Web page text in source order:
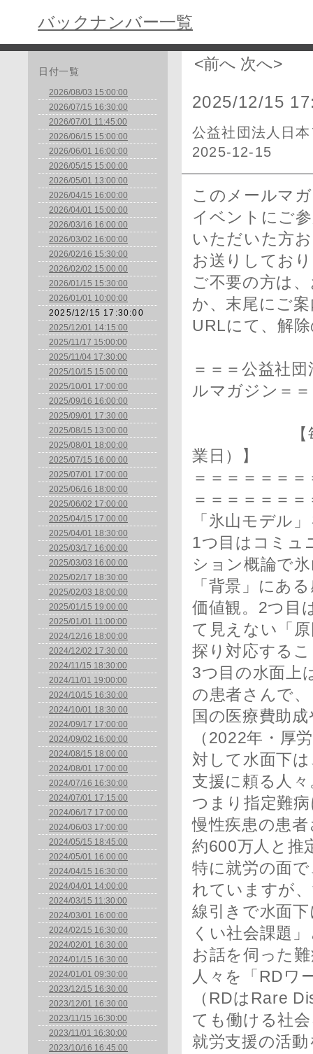
バックナンバー一覧
日付一覧
2026/08/03 15:00:00
2026/07/15 16:30:00
2026/07/01 11:45:00
2026/06/15 15:00:00
2026/06/01 16:00:00
2026/05/15 15:00:00
2026/05/01 13:00:00
2026/04/15 16:00:00
2026/04/01 15:00:00
2026/03/16 16:00:00
2026/03/02 16:00:00
2026/02/16 15:30:00
2026/02/02 15:00:00
2026/01/15 15:30:00
2026/01/01 10:00:00
2025/12/15 17:30:00
2025/12/01 14:15:00
2025/11/17 15:00:00
2025/11/04 17:30:00
2025/10/15 15:00:00
2025/10/01 17:00:00
2025/09/16 16:00:00
2025/09/01 17:30:00
2025/08/15 13:00:00
2025/08/01 18:00:00
2025/07/15 16:00:00
2025/07/01 17:00:00
2025/06/16 18:00:00
2025/06/02 17:00:00
2025/04/15 17:00:00
2025/04/01 18:30:00
2025/03/17 16:00:00
2025/03/03 16:00:00
2025/02/17 18:30:00
2025/02/03 18:00:00
2025/01/15 19:00:00
2025/01/01 11:00:00
2024/12/16 18:00:00
2024/12/02 17:30:00
2024/11/15 18:30:00
2024/11/01 19:00:00
2024/10/15 16:30:00
2024/10/01 18:30:00
2024/09/17 17:00:00
2024/09/02 16:00:00
2024/08/15 18:00:00
2024/08/01 17:00:00
2024/07/16 16:30:00
2024/07/01 17:15:00
2024/06/17 17:00:00
2024/06/03 17:00:00
2024/05/15 18:45:00
2024/05/01 16:00:00
2024/04/15 16:30:00
2024/04/01 14:00:00
2024/03/15 11:30:00
2024/03/01 16:00:00
2024/02/15 16:30:00
2024/02/01 16:30:00
2024/01/15 16:30:00
2024/01/01 09:30:00
2023/12/15 16:30:00
2023/12/01 16:30:00
2023/11/15 16:30:00
2023/11/01 16:30:00
2023/10/16 16:45:00
<前へ 次へ>
2025/12/15
公益社団法人日
2025-12-15
このメールマ
イベントにご
いただいた方
お送りしてお
ご不要の方は
か、末尾にご
URLにて、解
＝＝＝公益社
ルマガジン＝
【毎月1日
業日）】
＝＝＝＝＝＝
＝＝＝＝＝＝＝
「氷山モデル
1つ目はコミュ
ション概論で
「背景」にあ
価値観。2つ目
て見えない「
探り対応する
3つ目の水面上
の患者さんで、
国の医療費助
（2022年・厚
対して水面下
支援に頼る人々
つまり指定難
慢性疾患の患
約600万人と推
特に就労の面
れていますが
線引きで水面
くい社会課題
お話を伺った
人々を「RDワ
（RDはRare
ても働ける社
就労支援の活